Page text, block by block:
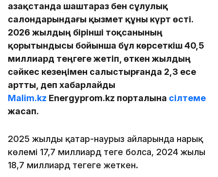
Қазақстанда шаштараз бен сұлулық
салондарындағы қызмет құны күрт өсті.
2026 жылдың бірінші тоқсанының
қорытындысы бойынша бұл көрсеткіш 40,5
миллиард теңгеге жетіп, өткен жылдың
сәйкес кезеңімен салыстырғанда 2,3 есе
артты, деп хабарлайды
Malim.kz Еnergyprom.kz порталына сілтеме
жасап.
2025 жылдың қаңтар-наурыз айларында нарық
көлемі 17,7 миллиард теңге болса, 2024 жылы
18,7 миллиард теңгеге жеткен.